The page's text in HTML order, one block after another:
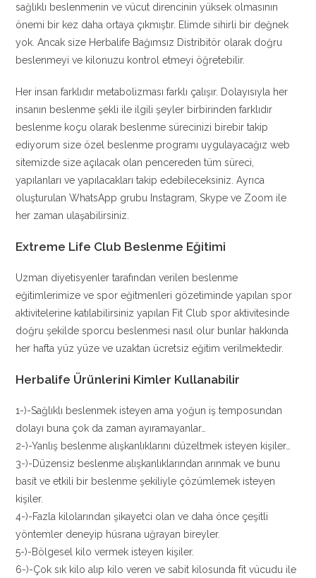
sağlıklı beslenmenin ve vücut direncinin yüksek olmasının
önemi bir kez daha ortaya çıkmıştır. Elimde sihirli bir değnek
yok. Ancak size Herbalife Bağımsız Distribitör olarak doğru
beslenmeyi ve kilonuzu kontrol etmeyi öğretebilir.
Her insan farklıdır metabolizması farklı çalışır. Dolayısıyla her
insanın beslenme şekli ile ilgili şeyler birbirinden farklıdır
beslenme koçu olarak beslenme sürecinizi birebir takip
ediyorum size özel beslenme programı uygulayacağız web
sitemizde size açılacak olan pencereden tüm süreci,
yapılanları ve yapılacakları takip edebileceksiniz. Ayrıca
oluşturulan WhatsApp grubu Instagram, Skype ve Zoom ile
her zaman ulaşabilirsiniz.
Extreme Life Club Beslenme Eğitimi
Uzman diyetisyenler tarafından verilen beslenme
eğitimlerimize ve spor eğitmenleri gözetiminde yapılan spor
aktivitelerine katılabilirsiniz yapılan Fit Club spor aktivitesinde
doğru şekilde sporcu beslenmesi nasıl olur bunlar hakkında
her hafta yüz yüze ve uzaktan ücretsiz eğitim verilmektedir.
Herbalife Ürünlerini Kimler Kullanabilir
1-)-Sağlıklı beslenmek isteyen ama yoğun iş temposundan
dolayı buna çok da zaman ayıramayanlar…
2-)-Yanlış beslenme alışkanlıklarını düzeltmek isteyen kişiler…
3-)-Düzensiz beslenme alışkanlıklarından arınmak ve bunu
basit ve etkili bir beslenme şekiliyle çözümlemek isteyen
kişiler.
4-)-Fazla kilolarından şikayetci olan ve daha önce çeşitli
yöntemler deneyip hüsrana uğrayan bireyler.
5-)-Bölgesel kilo vermek isteyen kişiler.
6-)-Çok sık kilo alıp kilo veren ve sabit kilosunda fit vücudu ile